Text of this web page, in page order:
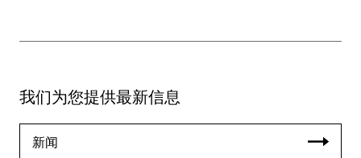
我们为您提供最新信息
新闻